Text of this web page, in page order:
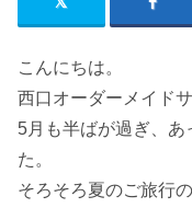
こんにちは。
西口オーダーメイド
5月も半ばが過ぎ、あ
た。
そろそろ夏のご旅行